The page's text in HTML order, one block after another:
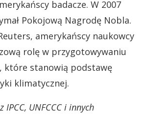
badacze. W 2007
Pokojową Nagrodę Nobla.
amerykańscy naukowcy
rolę w przygotowywaniu
które stanowią podstawę
klimatycznej.
IPCC, UNFCCC i innych